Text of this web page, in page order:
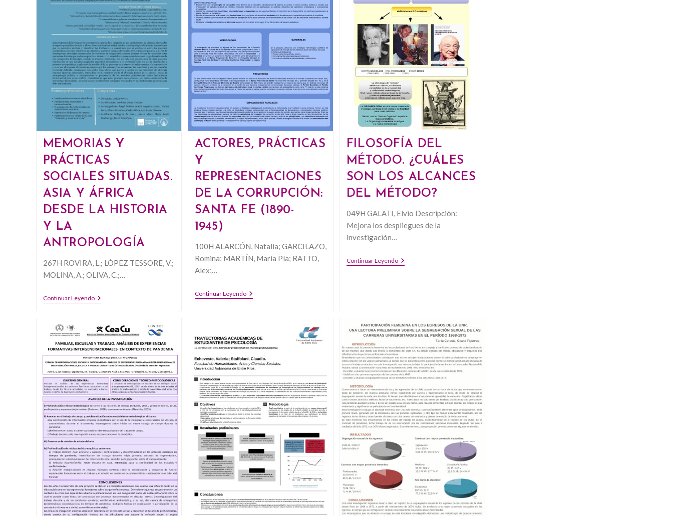
MEMORIAS Y
PRÁCTICAS
SOCIALES SITUADAS.
ASIA Y ÁFRICA
DESDE LA HISTORIA
Y LA
ANTROPOLOGÍA
267H ROVIRA, L.; LÓPEZ TESSORE, V.;
MOLINA, A.; OLIVA, C.;…
Continuar LeyendoMEMORIAS
Y
SITUADAS.
ASIA
Y
ÁFRICA
DESDE
LA
HISTORIA
Y
LA
ANTROPOLOGÍA
ACTORES, PRÁCTICAS
Y
REPRESENTACIONES
DE LA CORRUPCIÓN:
SANTA FE (1890-
1945)
100H ALARCÓN, Natalia; GARCILAZO,
Romina; MARTÍN, María Pía; RATTO,
Alex;…
Continuar LeyendoACTORES,
PRÁCTICAS
CORRUPCIÓN:
SANTA
FE
(1890-
1945)
FILOSOFÍA DEL
MÉTODO. ¿CUÁLES
SON LOS ALCANCES
DEL MÉTODO?
049H GALATI, Elvio Descripción:
Mejora los despliegues de la
investigación…
Continuar LeyendoFILOSOFÍA
DEL
MÉTODO?